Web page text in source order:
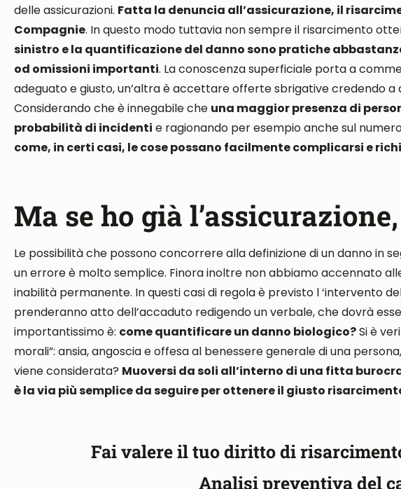
delle assicurazioni. Fatta la denuncia all’assicurazione, il
Compagnie. In questo modo tuttavia non sempre il risarcimento
sinistro e la quantificazione del danno sono pratiche
od omissioni importanti. La conoscenza superficiale porta a
adeguato e giusto, un’altra è accettare offerte sbrigative credendo a
Considerando che è innegabile che una maggior presenza di
probabilità di incidenti e ragionando per esempioanche sul
come, in certi casi, le cose possano facilmente complicarsi e
Ma se ho già
Le possibilità che possono concorrere alla definizione di un danno in
un errore è molto semplice. Finora inoltre non abbiamo accennato
inabilità permanente. In questi casidi regolaè previsto l ‘intervento
prenderanno atto dell’accaduto redigendo un verbale,che dovrà
importantissimo è: come quantificare un danno biologico?Si è
morali”: ansia, angoscia e offesa al benessere generale di una
viene considerata? Muoversi da soli all’interno di una fitta
è la via più semplice da seguire per ottenere il giusto
Fai valere il tuo diritto di
Analisi preventiva del